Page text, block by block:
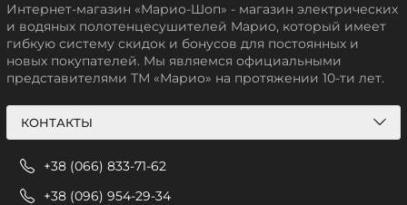
Интернет-магазин «Марио-Шоп» - магазин электрических
и водяных полотенцесушителей Марио, который имеет
гибкую систему скидок и бонусов для постоянных и
новых покупателей. Мы являемся официальными
представителями ТМ «Марио» на протяжении 10-ти лет.
КОНТАКТЫ
+38 (066) 833-71-62
+38 (096) 954-29-34